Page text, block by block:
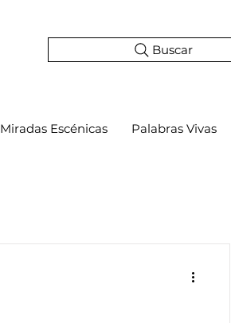
Buscar
Miradas Escénicas Palabras Vivas